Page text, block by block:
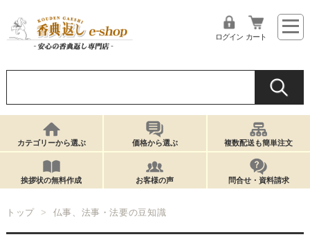
ログイン カート
カテゴリーから選ぶ 価格から選ぶ 複数配送も簡単注文
挨拶状の無料作成 お客様の声 問合せ・資料請求
トップ 仏事、法事・法要の豆知識